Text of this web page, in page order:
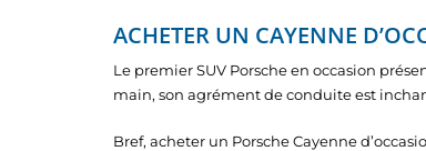
ACHETER UN CAYENNE
Le premier SUV Porsche en occasion
main, son agrément de conduite est
Bref, acheter un Porsche Cayenne